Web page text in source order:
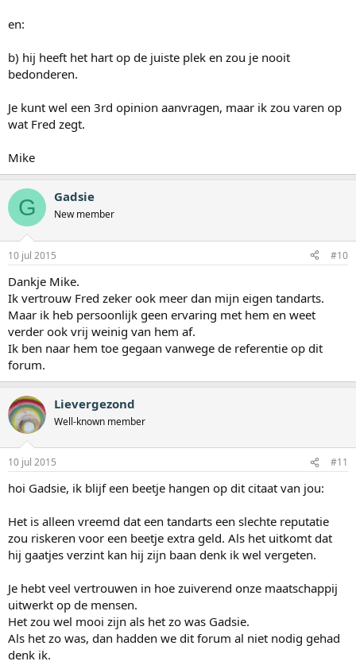
en:
b) hij heeft het hart op de juiste plek en zou je nooit
bedonderen.
Je kunt wel een 3rd opinion aanvragen, maar ik zou varen op
wat Fred zegt.
Mike
G Gadsie
New member
10 jul 2015 #10
Dankje Mike.
Ik vertrouw Fred zeker ook meer dan mijn eigen tandarts.
Maar ik heb persoonlijk geen ervaring met hem en weet
verder ook vrij weinig van hem af.
Ik ben naar hem toe gegaan vanwege de referentie op dit
forum.
Lievergezond
Well-known member
10 jul 2015 #11
hoi Gadsie, ik blijf een beetje hangen op dit citaat van jou:
Het is alleen vreemd dat een tandarts een slechte reputatie
zou riskeren voor een beetje extra geld. Als het uitkomt dat
hij gaatjes verzint kan hij zijn baan denk ik wel vergeten.
Je hebt veel vertrouwen in hoe zuiverend onze maatschappij
uitwerkt op de mensen.
Het zou wel mooi zijn als het zo was Gadsie.
Als het zo was, dan hadden we dit forum al niet nodig gehad
denk ik.